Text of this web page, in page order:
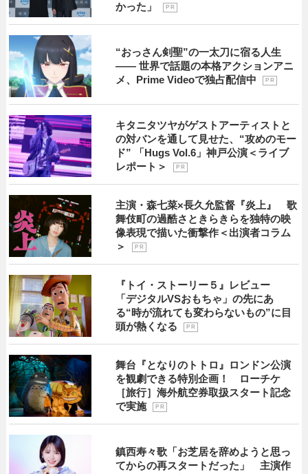
かった」
P R
“おっさん剣聖”の一太刀に宿る人生
―― 世界で話題の本格アクションアニ
メ、Prime Videoで独占配信中
P R
キタニタツヤがゲストアーティストと
の対バンを通して見せた、“攻めのモー
ド” 「Hugs Vol.6」神戸公演＜ライブ
レポート＞
P R
主演・森七菜×長久允監督『炎上』 歌
舞伎町の過酷さときらきらを独特の映
像表現で描いた衝撃作＜出演者コラム
＞
P R
『トイ・ストーリー５』レビュー
「デジタルVSおもちゃ」の先にあ
る“時が流れても変わらないもの”に目
頭が熱くなる
P R
舞台『となりのトトロ』ロンドン公演
を観劇できる特別企画！ ローチケ
［旅行］海外航空券取扱スタート記念
で実施
P R
鎮西寿々歌「お芝居を辞めようと思っ
てからの再スタートだった」 主演作